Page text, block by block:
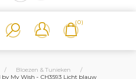
(0)
/ Bloezen & Tunieken
/
by My Wish - CH3593 Licht blauw